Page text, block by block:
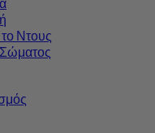
το Ντους